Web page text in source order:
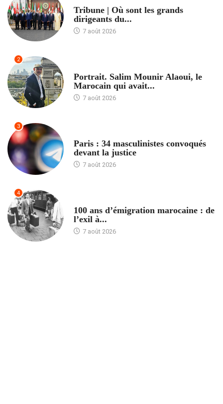
Tribune | Où sont les grands
dirigeants du...
7 août 2026
2
Portrait. Salim Mounir Alaoui, le
Marocain qui avait...
7 août 2026
3
Paris : 34 masculinistes convoqués
devant la justice
7 août 2026
4
100 ans d’émigration marocaine : de
l’exil à...
7 août 2026